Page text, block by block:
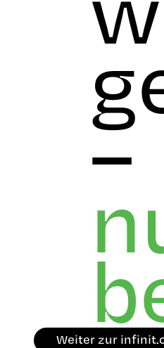
–
Weiter zur